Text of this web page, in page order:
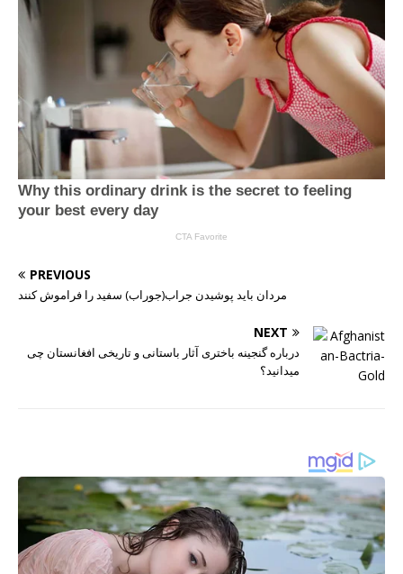
PREVIOUS
مردان باید پوشیدن جراب(جوراب) سفید را فراموش کنند
NEXT
درباره گنجینه باختری آثار باستانی و تاریخی افغانستان چی
میدانید؟